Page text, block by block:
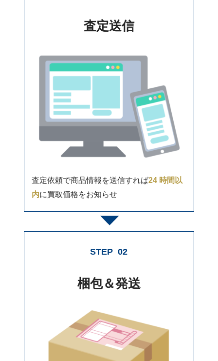
査定送信
査定依頼で商品情報を送信すれば24 時間以
内に買取価格をお知らせ
STEP 02
梱包＆発送